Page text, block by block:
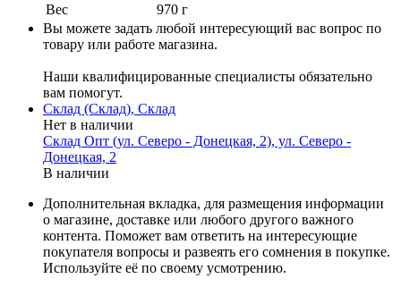
Вес
970 г
Вы можете задать любой интересующий вас вопрос по
товару или работе магазина.
Наши квалифицированные специалисты обязательно
вам помогут.
Склад (Склад), Склад
Нет в наличии
Склад Опт (ул. Северо - Донецкая, 2), ул. Северо -
Донецкая, 2
В наличии
Дополнительная вкладка, для размещения информации
о магазине, доставке или любого другого важного
контента. Поможет вам ответить на интересующие
покупателя вопросы и развеять его сомнения в покупке.
Используйте её по своему усмотрению.